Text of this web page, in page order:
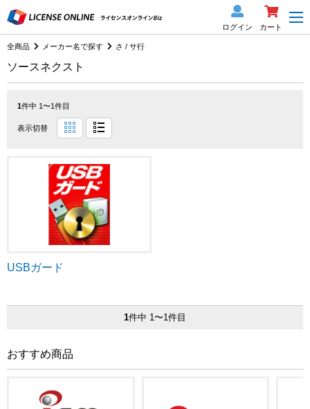
ログイン カート
全商品 メーカー名で探す さ / サ行
ソースネクスト
1件中 1〜1件目
表示切替
USBガード
1件中 1〜1件目
おすすめ商品